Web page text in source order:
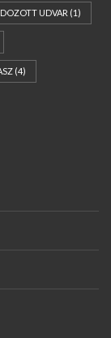
UDVAR (1)
(4)